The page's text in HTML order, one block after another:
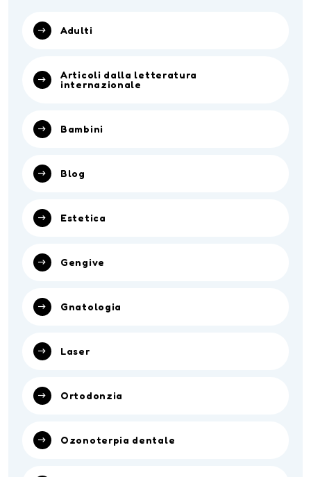
Adulti
Articoli dalla letteratura
internazionale
Bambini
Blog
Estetica
Gengive
Gnatologia
Laser
Ortodonzia
Ozonoterpia dentale